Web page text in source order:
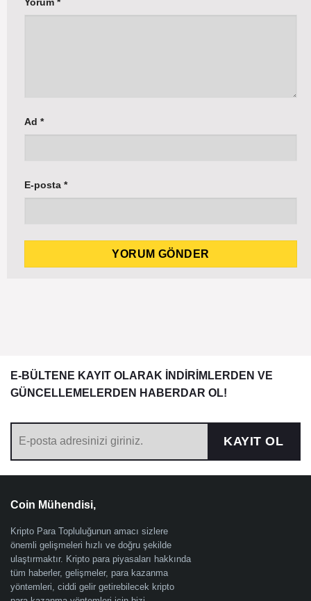
Ad *
E-posta *
E-BÜLTENE KAYIT OLARAK İNDİRİMLERDEN VE
GÜNCELLEMELERDEN HABERDAR OL!
KAYIT OL
Coin Mühendisi,
Kripto Para Topluluğunun amacı sizlere
önemli gelişmeleri hızlı ve doğru şekilde
ulaştırmaktır. Kripto para piyasaları hakkında
tüm haberler, gelişmeler, para kazanma
yöntemleri, ciddi gelir getirebilecek kripto